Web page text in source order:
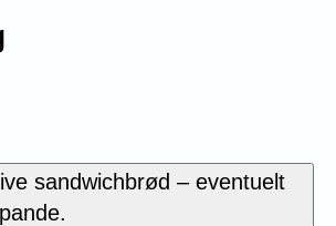
sandwichbrød – eventuelt